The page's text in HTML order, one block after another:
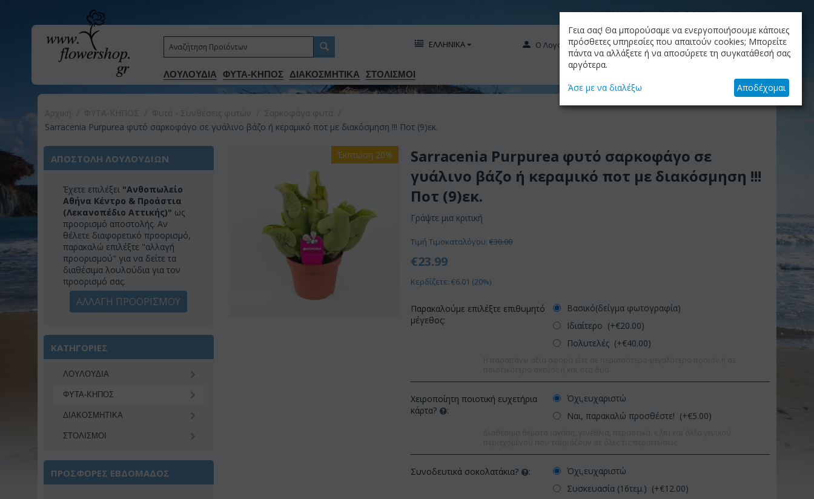
ΚΑΤΑΛΟΓΟΣ ΤΟ BLOG ΜΑΣ ΕΤΑΙΡΙΑ
ΛΟΥΛΟΥΔΙΑ ΦΥΤΑ-ΚΗΠΟΣ ΔΙΑΚΟΣΜΗΤΙΚA ΣΤΟΛΙΣΜΟΙ
Ο Λογαριασμός μου
ΕΛΛΗΝΙΚΑ
+30.210.9319884
ΚΑΛΆΘΙ
Το καλάθι είναι άδειο
Sarracenia Purpurea φυτό σαρκοφάγο σε γυάλινο βάζο ή κεραμικό ποτ με διακόσμηση !!! Ποτ (9)εκ.
ΑΠΟΣΤΟΛΗ ΛΟΥΛΟΥΔΙΩΝ
Έχετε επιλέξει "Ανθοπωλείο
Αθήνα Κέντρο & Προάστια
(Λεκανοπέδιο Αττικής)" ως
προορισμό αποστολής. Αν
θέλετε διαφορετικό προορισμό,
παρακαλώ επιλέξτε "αλλαγή
προορισμού" για να δείτε τα
διαθέσιμα λουλούδια για τον
προορισμό σας.
ΑΛΛΑΓΗ ΠΡΟΟΡΙΣΜΟΥ
ΚΑΤΗΓΟΡΙΕΣ
ΛΟΥΛΟΥΔΙΑ
ΦΥΤΑ-ΚΗΠΟΣ
ΔΙΑΚΟΣΜΗΤΙΚA
ΣΤΟΛΙΣΜΟΙ
ΠΡΟΣΦΟΡΕΣ ΕΒΔΟΜΑΔΟΣ
Έκπτωση 20%
Sarracenia Purpurea φυτό σαρκοφάγο σε
γυάλινο βάζο ή κεραμικό ποτ με διακόσμηση !!!
Ποτ (9)εκ.
Γράψτε μια κριτική
Τιμή Τιμοκαταλόγου: €30.00
€23.99
Κερδίζετε: €6.01 (20%)
Παρακαλούμε επιλέξτε επιθυμητό
μέγεθος:
Βασικό(δείγμα φωτογραφία)
Ιδιαίτερο (+€20.00)
Πολυτελές (+€40.00)
Χειροποίητη ποιοτική ευχετήρια
κάρτα?
:
Όχι,ευχαριστώ
Ναι, παρακαλώ προσθέστε! (+€5.00)
Συνοδευτικά σοκολατάκια? :
Όχι,ευχαριστώ
Συσκευασία (16τεμ.) (+€12.00)
Γεια σας! Θα μπορούσαμε να ενεργοποιήσουμε κάποιες
πρόσθετες υπηρεσίες που απαιτούν cookies; Μπορείτε
πάντα να αλλάξετε ή να αποσύρετε τη συγκατάθεσή σας
αργότερα.
Άσε με να διαλέξω Αποδέχομαι